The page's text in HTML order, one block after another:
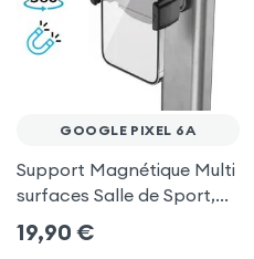
GOOGLE PIXEL 6A
Support Magnétique Multi
surfaces Salle de Sport,
frigo pour Google Pixel 6a
19,90 €